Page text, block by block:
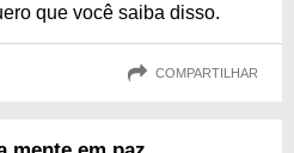
que você saiba disso.
COMPARTILHAR